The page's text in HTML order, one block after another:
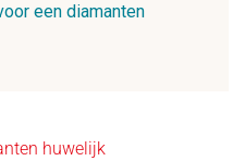
een diamanten
huwelijk